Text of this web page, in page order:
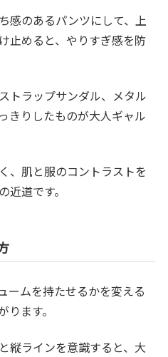
感のあるパンツにして、上
止めると、やりすぎ感を防
トラップサンダル、メタル
きりしたものが大人ギャル
、肌と服のコントラストを
近道です。
ームを持たせるかを変える
ます。
縦ラインを意識すると、大